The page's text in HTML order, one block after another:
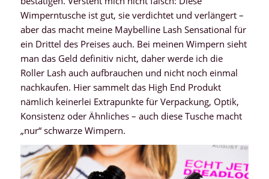
Wimperntusche ist gut, sie verdichtet und verlängert –
aber das macht meine Maybelline Lash Sensational für
ein Drittel des Preises auch. Bei meinen Wimpern sieht
man das Geld definitiv nicht, daher werde ich die
Roller Lash auch aufbrauchen und nicht noch einmal
nachkaufen. Hier sammelt das High End Produkt
nämlich keinerlei Extrapunkte für Verpackung, Optik,
Konsistenz oder Ähnliches – auch diese Tusche macht
„nur“ schwarze Wimpern.